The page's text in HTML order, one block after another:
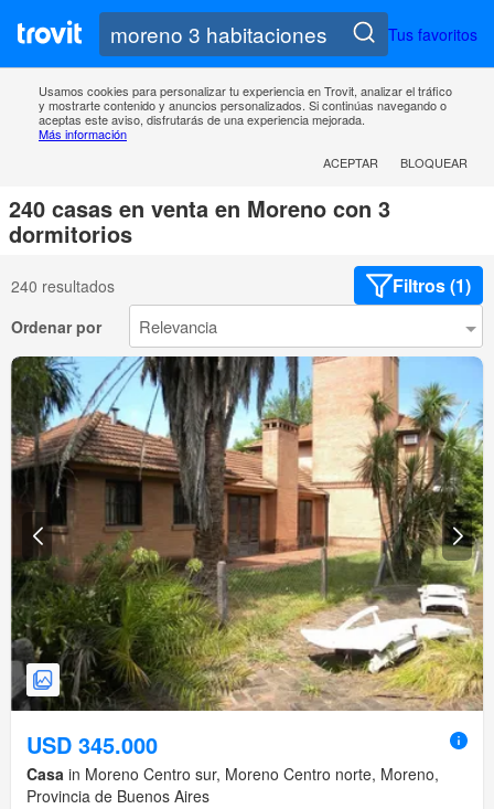
Tus favoritos
Usamos cookies para personalizar tu experiencia en Trovit, analizar el tráfico
y mostrarte contenido y anuncios personalizados. Si continúas navegando o
aceptas este aviso, disfrutarás de una experiencia mejorada.
Más información
ACEPTAR
BLOQUEAR
240 casas en venta en Moreno con 3
dormitorios
240 resultados Filtros (1)
Ordenar por
USD 345.000
Casa in Moreno Centro sur, Moreno Centro norte, Moreno,
Provincia de Buenos Aires